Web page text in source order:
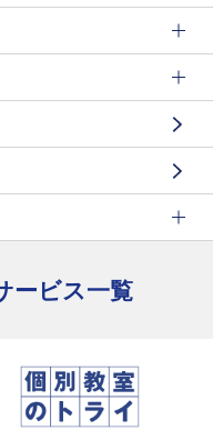
ービス一覧